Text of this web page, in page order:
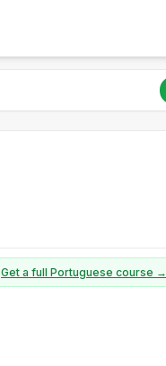
Get a full Portuguese course →